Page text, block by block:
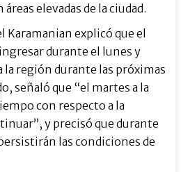
elevadas de la ciudad.
Karamanian explicó que el
durante el lunes y
la región durante las próximas
señaló que “el martes a la
con respecto a la
y precisó que durante
las condiciones de